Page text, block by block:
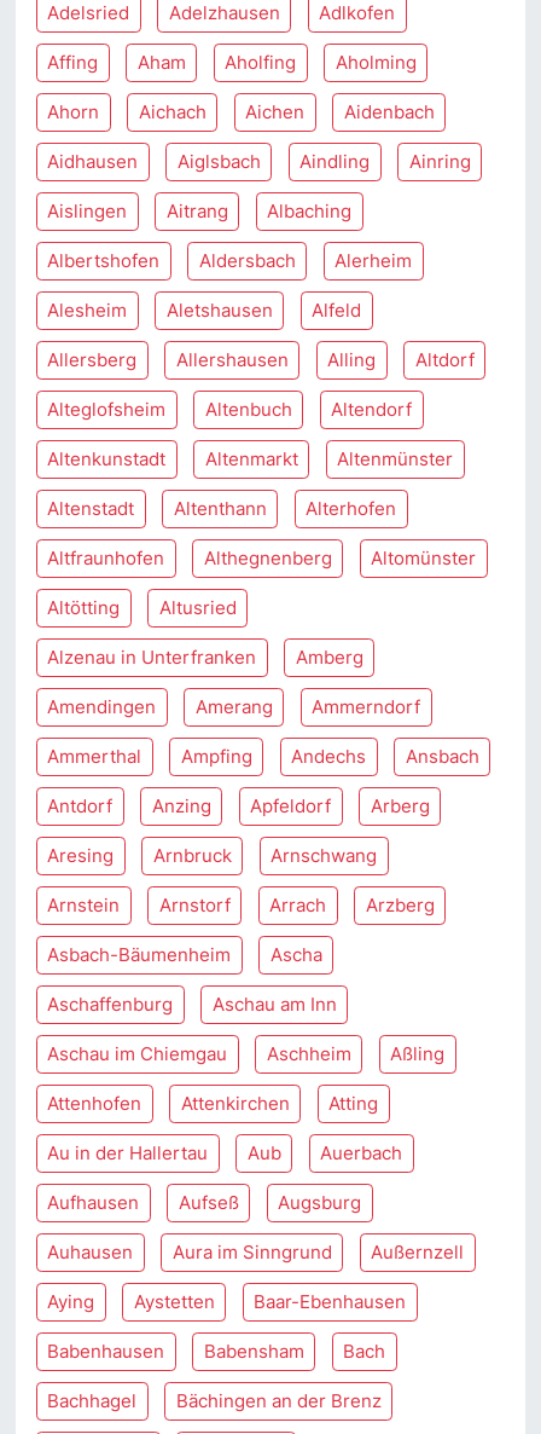
Adelsried Adelzhausen Adlkofen
Affing Aham Aholfing Aholming
Ahorn Aichach Aichen Aidenbach
Aidhausen Aiglsbach Aindling Ainring
Aislingen Aitrang Albaching
Albertshofen Aldersbach Alerheim
Alesheim Aletshausen Alfeld
Allersberg Allershausen Alling Altdorf
Alteglofsheim Altenbuch Altendorf
Altenkunstadt Altenmarkt Altenmünster
Altenstadt Altenthann Alterhofen
Altfraunhofen Althegnenberg Altomünster
Altötting Altusried
Alzenau in Unterfranken Amberg
Amendingen Amerang Ammerndorf
Ammerthal Ampfing Andechs Ansbach
Antdorf Anzing Apfeldorf Arberg
Aresing Arnbruck Arnschwang
Arnstein Arnstorf Arrach Arzberg
Asbach-Bäumenheim Ascha
Aschaffenburg Aschau am Inn
Aschau im Chiemgau Aschheim Aßling
Attenhofen Attenkirchen Atting
Au in der Hallertau Aub Auerbach
Aufhausen Aufseß Augsburg
Auhausen Aura im Sinngrund Außernzell
Aying Aystetten Baar-Ebenhausen
Babenhausen Babensham Bach
Bachhagel Bächingen an der Brenz